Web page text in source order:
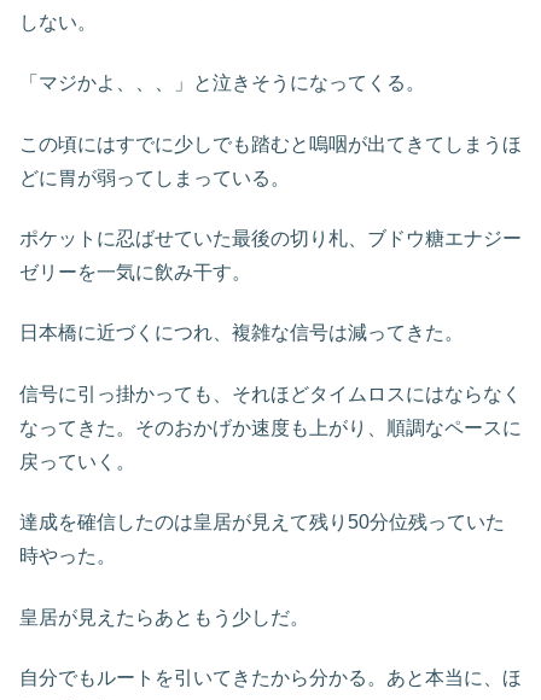
しない。
「マジかよ、、、」と泣きそうになってくる。
この頃にはすでに少しでも踏むと嗚咽が出てきてしまうほ
どに胃が弱ってしまっている。
ポケットに忍ばせていた最後の切り札、ブドウ糖エナジー
ゼリーを一気に飲み干す。
日本橋に近づくにつれ、複雑な信号は減ってきた。
信号に引っ掛かっても、それほどタイムロスにはならなく
なってきた。そのおかげか速度も上がり、順調なペースに
戻っていく。
達成を確信したのは皇居が見えて残り50分位残っていた
時やった。
皇居が見えたらあともう少しだ。
自分でもルートを引いてきたから分かる。あと本当に、ほ